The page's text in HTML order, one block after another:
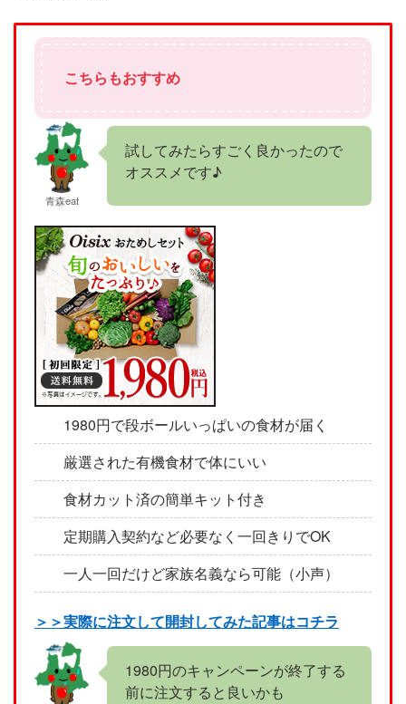
こちらもおすすめ
青森eat
試してみたらすごく良かったので
オススメです♪
1980円で段ボールいっぱいの食材が届く
厳選された有機食材で体にいい
食材カット済の簡単キット付き
定期購入契約など必要なく一回きりでOK
一人一回だけど家族名義なら可能（小声）
＞＞実際に注文して開封してみた記事はコチラ
1980円のキャンペーンが終了する
前に注文すると良いかも